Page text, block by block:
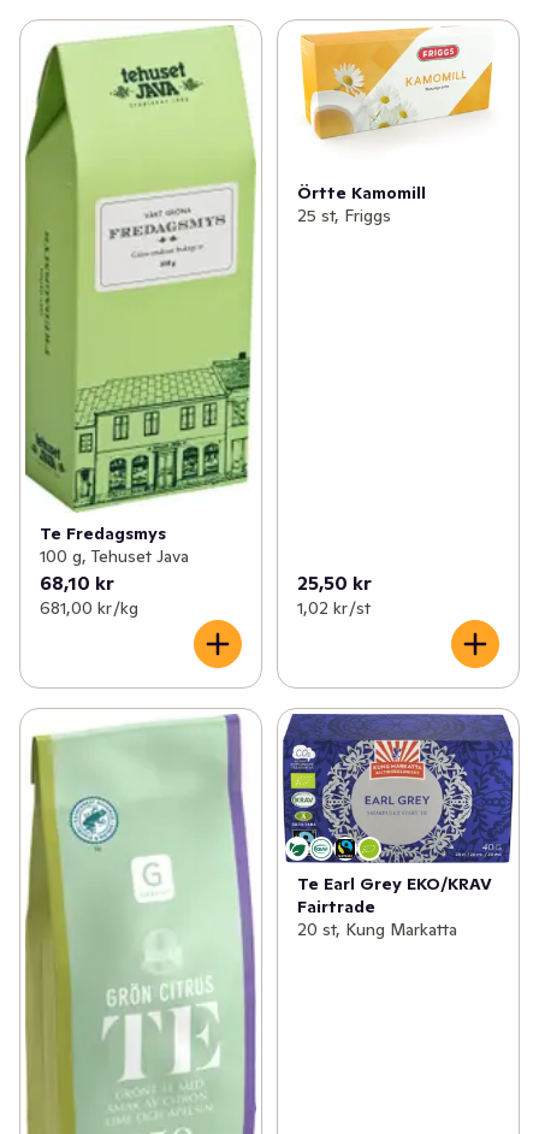
Te Fredagsmys
100 g, Tehuset Java
68,10 kr
681,00 kr /kg
Örtte Kamomill
25 st, Friggs
25,50 kr
1,02 kr /st
Te Earl Grey EKO/KRAV
Fairtrade
20 st, Kung Markatta